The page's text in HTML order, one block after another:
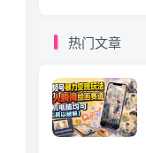
热门文章